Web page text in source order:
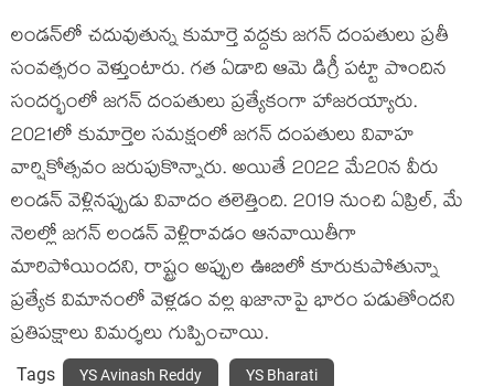
లండన్‌లో చదువుతున్న కుమార్తె వద్దకు జగన్ దంపతులు ప్రతీ
సంవత్సరం వెళ్తుంటారు. గత ఏడాది ఆమె డిగ్రీ పట్టా పొందిన
సందర్భంలో జగన్‌ దంపతులు ప్రత్యేకంగా హాజరయ్యారు.
2021లో కుమార్తెల సమక్షంలో జగన్‌ దంపతులు వివాహ
వార్షికోత్సవం జరుపుకొన్నారు. అయితే 2022 మే20న వీరు
లండన్‌ వెళ్లినప్పుడు వివాదం తలెత్తింది. 2019 నుంచి ఏప్రిల్‌, మే
నెలల్లో జగన్‌ లండన్‌ వెళ్లిరావడం ఆనవాయితీగా
మారిపోయిందని, రాష్ట్రం అప్పుల ఊబిలో కూరుకుపోతున్నా
ప్రత్యేక విమానంలో వెళ్లడం వల్ల ఖజానాపై భారం పడుతోందని
ప్రతిపక్షాలు విమర్శలు గుప్పించాయి.
Tags YS Avinash Reddy YS Bharati